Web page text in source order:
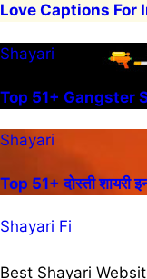
Love Captions For
Shayari
Top 51+ Gangster
Shayari
Top 51+ दोस्ती शायरी
Shayari Fi
Best Shayari